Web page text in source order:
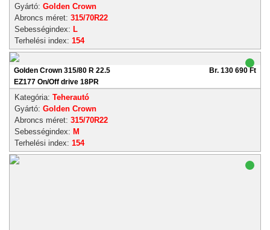
Gyártó: Golden Crown
Abroncs méret: 315/70R22
Sebességindex: L
Terhelési index: 154
Golden Crown 315/80 R 22.5
EZ177 On/Off drive 18PR
Br. 130 690 Ft
Kategória: Teherautó
Gyártó: Golden Crown
Abroncs méret: 315/70R22
Sebességindex: M
Terhelési index: 154